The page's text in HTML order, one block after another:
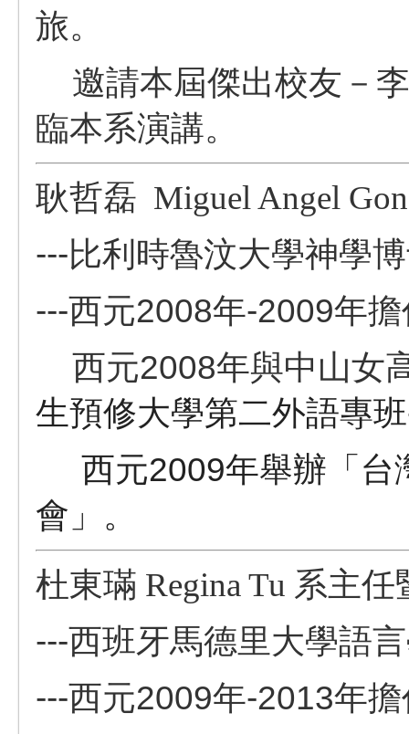
旅。
邀請本屆傑出校友－
臨本系演講。
耿哲磊 Miguel Angel
---比利時魯汶大學神學
---西元2008年-2009年
西元2008年與中山女
生預修大學第二外語專
西元2009年舉辦「台
會」。
杜東璊 Regina Tu 系主
---西班牙馬德里大學語
---西元2009年-2013年